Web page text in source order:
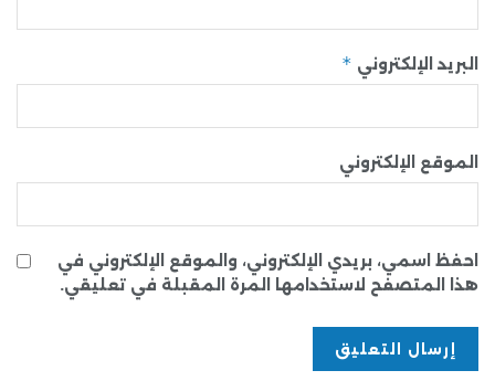
البريد الإلكتروني *
الموقع الإلكتروني
احفظ اسمي، بريدي الإلكتروني، والموقع الإلكتروني في
هذا المتصفح لاستخدامها المرة المقبلة في تعليقي.